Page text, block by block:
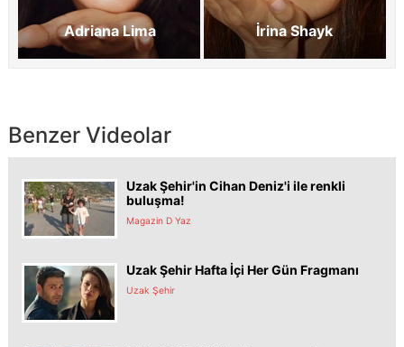
Adriana Lima İrina Shayk
Benzer Videolar
Uzak Şehir'in Cihan Deniz'i ile renkli
buluşma!
Magazin D Yaz
Uzak Şehir Hafta İçi Her Gün Fragmanı
Uzak Şehir